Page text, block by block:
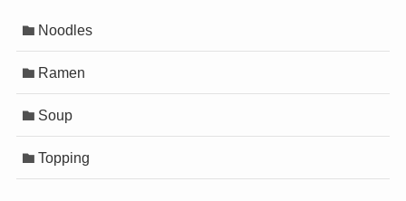
Noodles
Ramen
Soup
Topping